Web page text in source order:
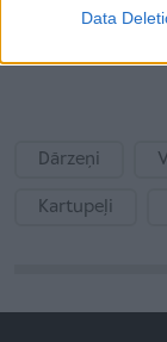
Data
Kartupeļu
Dārzeņi
Kartupeļi